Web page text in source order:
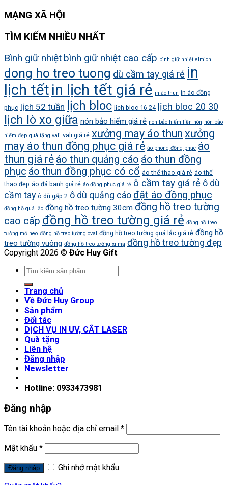
MẠNG XÃ HỘI
TÌM KIẾM NHIỀU NHẤT
Bình giữ nhiệt bình giữ nhiệt cao cấp bình giữ nhiệt elmich
dong ho treo tuong dù cầm tay giá rẻ in
lịch tết in lịch tết giá rẻ in áo thun in áo đồng
phục lịch 52 tuần lịch bloc lịch bloc 16 24 lịch bloc 20 30
lịch lò xo giữa nón bảo hiểm giá rẻ nón bảo hiểm liền nón nón bảo
hiểm đẹp quà tặng vali vali giá rẻ xưởng may áo thun xưởng
may áo thun đồng phục giá rẻ áo phông đồng phục áo
thun giá rẻ áo thun quảng cáo áo thun đồng
phục áo thun đồng phục có cổ áo thể thao giá rẻ áo thể
thao đẹp áo đá banh giá rẻ áo đồng phục giá rẻ ô cầm tay giá rẻ ô dù
cầm tay ô dù gấp 2 ô dù quảng cáo đặt áo đồng phục
đồng hồ quả lắc đồng hồ treo tường 30cm đồng hồ treo tường
cao cấp đồng hồ treo tường giá rẻ đồng hồ treo
tường mỏ neo đồng hồ treo tường oval đồng hồ treo tường quả lắc giá rẻ đồng hồ
treo tường vuông đồng hồ treo tường xi mạ đồng hồ treo tường đẹp
Copyright 2026 © Đức Huy Gift
Trang chủ
Về Đức Huy Group
Sản phẩm
Đối tác
DỊCH VỤ IN UV, CẮT LASER
Quà tặng
Liên hệ
Đăng nhập
Newsletter
Hotline: 0933473981
Đăng nhập
Tên tài khoản hoặc địa chỉ email *
Mật khẩu *
Ghi nhớ mật khẩu